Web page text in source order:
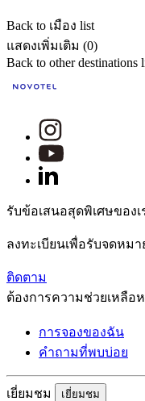
Back to เมือง list
แสดงเพิ่มเติม (0)
Back to other destinations
รับข้อเสนอสุดพิเศษของเ
ลงทะเบียนเพื่อรับจดหม
ติดตาม
ต้องการความช่วยเหลือ
การจองของฉัน
คำถามที่พบบ่อย
เยี่ยมชม เยี่ยมชม